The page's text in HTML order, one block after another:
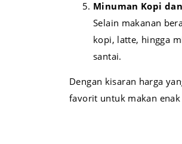
Minuman Kopi
Selain makanan
kopi, latte, hingga
santai.
Dengan kisaran harga
favorit untuk makan enak